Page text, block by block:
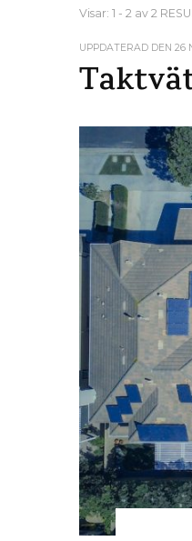
Visar: 1 - 2 av 2
UPPDATERAD DEN 26